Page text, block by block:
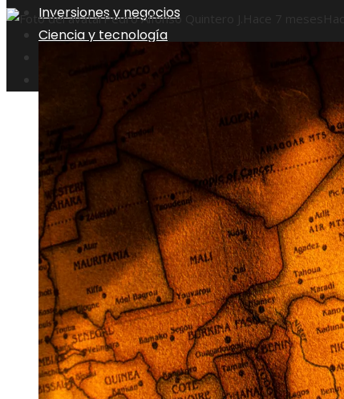
Inversiones y negocios
Ciencia y tecnología
Responsabilidad social
Cultura y ocio
Pedro Alfonso Quintero J. Hace 7 meses